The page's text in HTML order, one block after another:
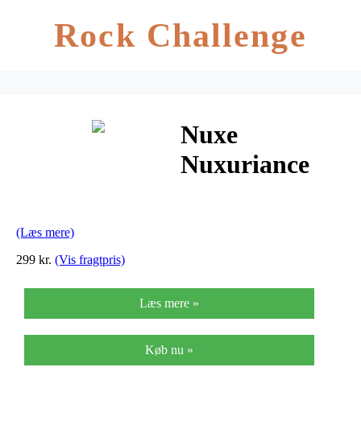
Rock Challenge
Nuxe
Nuxuriance
50 ml
(Læs mere)
299 kr. (Vis fragtpris)
Læs mere »
Køb nu »